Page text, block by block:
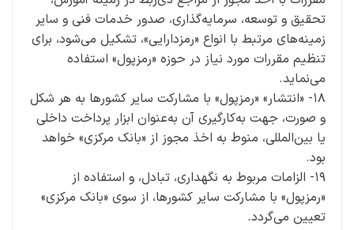
تحقیق و توسعه، سرمایه‌گذاری، صدور خدمات فنی و سایر
زمینه‌های مرتبط با انواع «رمزدارایی»، تشکیل می‌شود، برای
تنظیم مقررات مورد نیاز در حوزه «رمزپول» استفاده
می‌نماید.
۱۸- «انتشار» «رمزپول» با مشارکت سایر کشورها به هر شکل
و صورت، جهت به‌کارگیری آن به‌عنوان ابزار پرداخت داخلی
یا بین‌المللی، منوط به اخذ مجوز از «بانک مرکزی» خواهد
بود.
۱۹- الزامات مربوط به نگهداری، تبادل، و استفاده از
«رمزپول» با مشارکت سایر کشورها، از سوی «بانک مرکزی»
تعیین می‌گردد.